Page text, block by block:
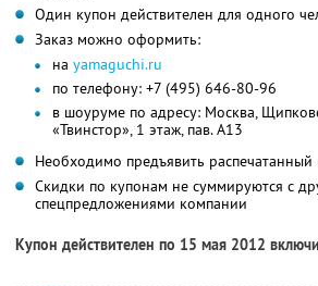
Один купон действителен для одного
Заказ можно оформить:
на yamaguchi.ru
по телефону: +7 (495) 646-80-96
в шоуруме по адресу: Москва,
«Твинстор», 1 этаж, пав. A13
Необходимо предъявить распечатанный
Скидки по купонам не суммируются с
спецпредложениями компании
Купон действителен по 15 мая 2012